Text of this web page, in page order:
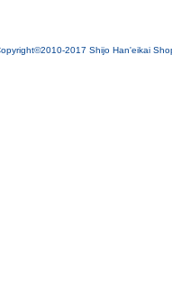
2017 Shijo Han'eikai